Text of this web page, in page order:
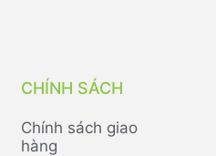
CHÍNH SÁCH
Chính sách giao
hàng